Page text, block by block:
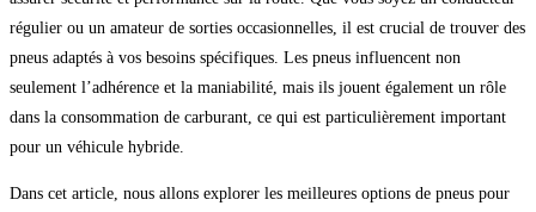
régulier ou un amateur de sorties occasionnelles, il est crucial de trouver des
pneus adaptés à vos besoins spécifiques. Les pneus influencent non
seulement l’adhérence et la maniabilité, mais ils jouent également un rôle
dans la consommation de carburant, ce qui est particulièrement important
pour un véhicule hybride.
Dans cet article, nous allons explorer les meilleures options de pneus pour